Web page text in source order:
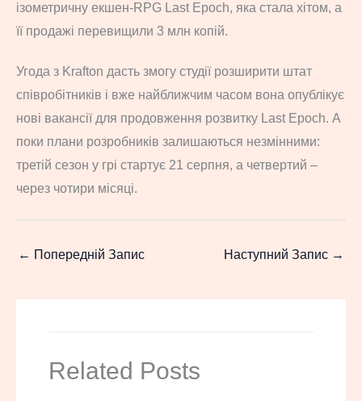
ізометричну екшен-RPG Last Epoch, яка стала хітом, а
її продажі перевищили 3 млн копій.
Угода з Krafton дасть змогу студії розширити штат
співробітників і вже найближчим часом вона опублікує
нові вакансії для продовження розвитку Last Epoch. А
поки плани розробників залишаються незмінними:
третій сезон у грі стартує 21 серпня, а четвертий –
через чотири місяці.
← Попередній Запис Наступний Запис →
Related Posts